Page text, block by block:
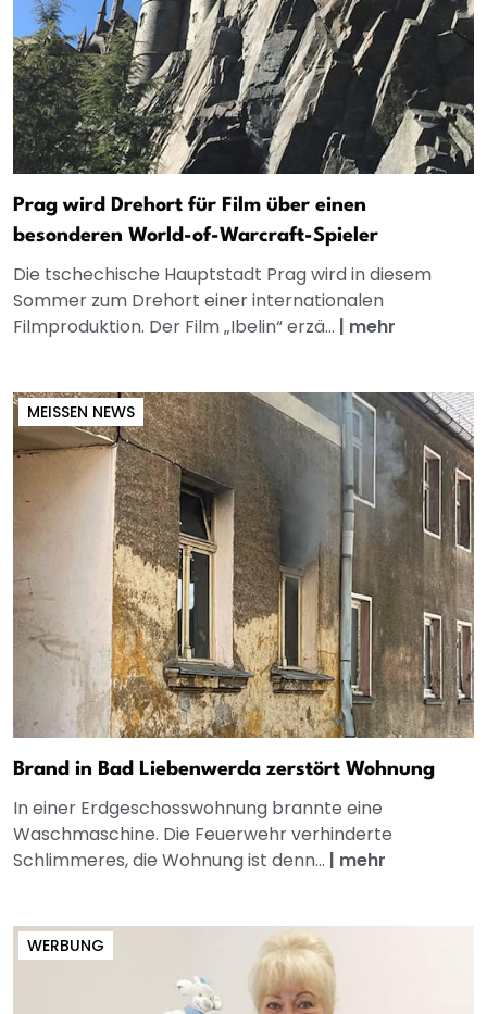
Prag wird Drehort für Film über einen
besonderen World-of-Warcraft-Spieler
Die tschechische Hauptstadt Prag wird in diesem
Sommer zum Drehort einer internationalen
Filmproduktion. Der Film „Ibelin“ erzä... | mehr
MEISSEN NEWS
Brand in Bad Liebenwerda zerstört Wohnung
In einer Erdgeschosswohnung brannte eine
Waschmaschine. Die Feuerwehr verhinderte
Schlimmeres, die Wohnung ist denn... | mehr
WERBUNG